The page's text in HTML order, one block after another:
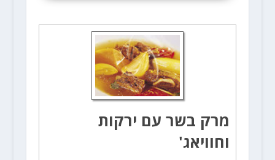
מרק בשר עם ירקות
וחוויאג'